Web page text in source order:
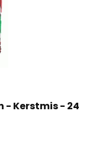
- Kerstmis - 24